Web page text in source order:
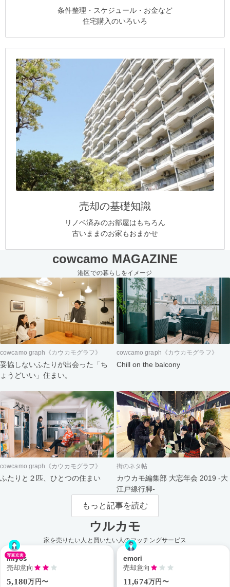
条件整理・スケジュール・お金など
住宅購入のいろいろ
売却の基礎知識
リノベ済みのお部屋はもちろん
古いままのお家もおまかせ
cowcamo MAGAZINE
港区での暮らしをイメージ
cowcamo graph《カウカモグラフ》
妥協しないふたりが出会った「ち
ょうどいい」住まい。
cowcamo graph《カウカモグラフ》
Chill on the balcony
cowcamo graph《カウカモグラフ》
ふたりと２匹、ひとつの住まい
街のネタ帖
カウカモ編集部 大忘年会 2019 -大
江戸線行脚-
もっと記事を読む
ウルカモ
家を売りたい人と買いたい人のマッチングサービス
miyos
売却意向
5,180万円〜
emori
売却意向
11,674万円〜